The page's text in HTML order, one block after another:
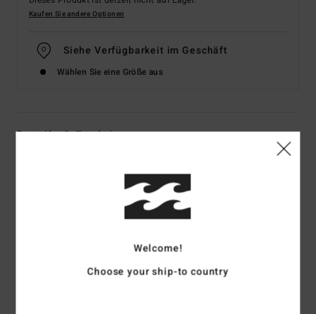
Kaufen Sie andere Optionen
Siehe Verfügbarkeit im Geschäft
Wählen Sie eine Größe aus
Details & Funktionen
Farbcodebsd
„Return To Paradise"-Kollektion
Viskose-Crinkle-Stoff
Welcome!
Choose your ship-to country